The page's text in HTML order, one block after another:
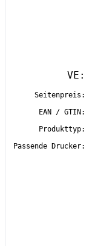
VE:
Seitenpreis:
EAN / GTIN:
Produkttyp:
Passende Drucker: